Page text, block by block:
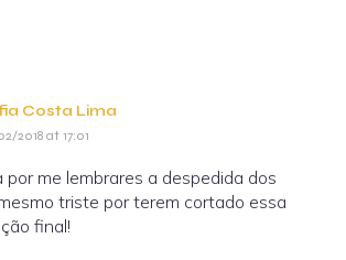
Costa Lima
2018 at 17:01
por me lembrares a despedida dos
triste por terem cortado essa
final!